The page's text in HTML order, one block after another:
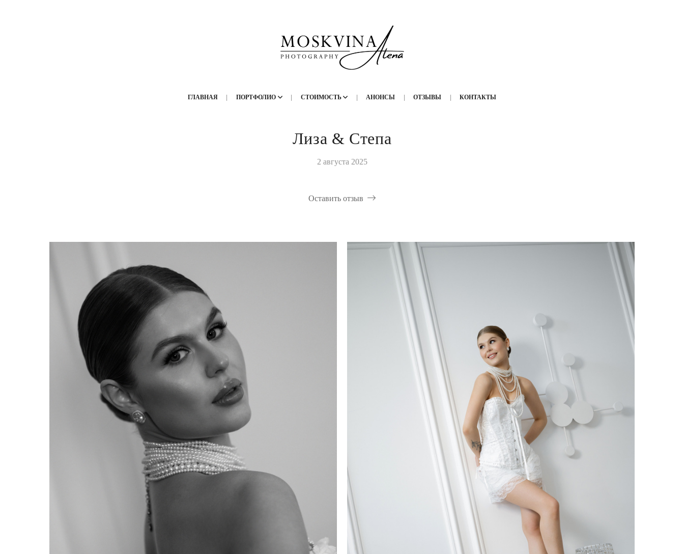
ГЛАВНАЯ ПОРТФОЛИО СТОИМОСТЬ АНОНСЫ ОТЗЫВЫ КОНТАКТЫ
Лиза & Степа
2 августа 2025
Оставить отзыв